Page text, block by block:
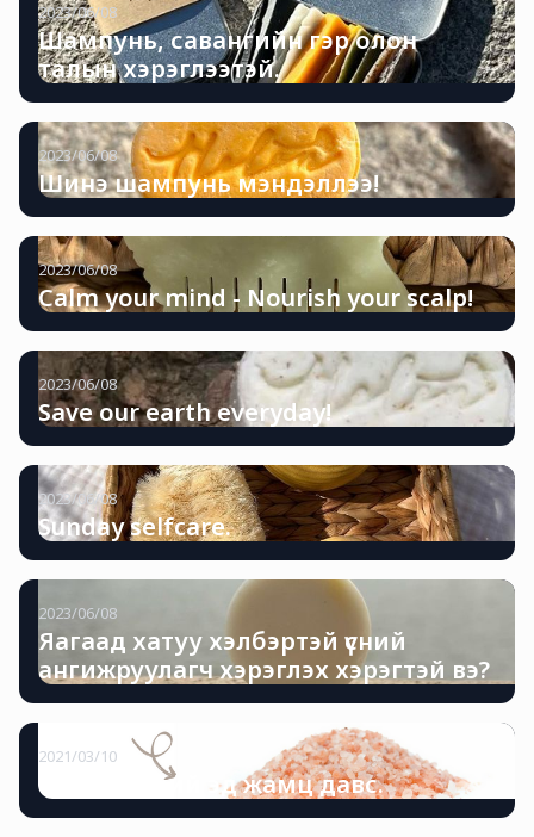
2023/06/08
Шампунь, савангийн гэр олон
талын хэрэглээтэй.
2023/06/08
Шинэ шампунь мэндэллээ!
2023/06/08
Calm your mind - Nourish your scalp!
2023/06/08
Save our earth everyday!
2023/06/08
Sunday selfcare.
2023/06/08
Яагаад хатуу хэлбэртэй үсний
ангижруулагч хэрэглэх хэрэгтэй вэ?
2021/03/10
Монгол түүхий эд жамц давс.